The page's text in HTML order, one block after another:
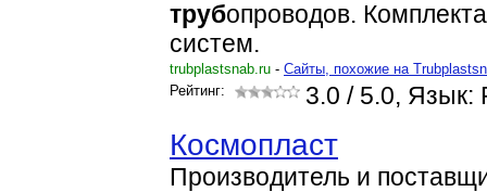
трубопроводов.
систем.
trubplastsnab.ru - Cайты, похожие на
Рейтинг:
3.0 / 5.0, Язык:
Космопласт
Производитель и